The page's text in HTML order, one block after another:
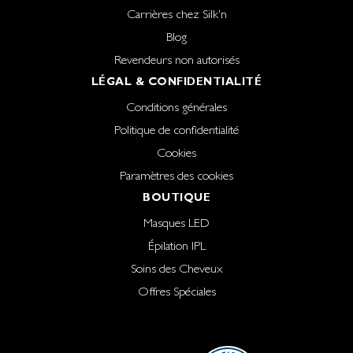
Carrières chez Silk'n
Blog
Revendeurs non autorisés
LÉGAL & CONFIDENTIALITÉ
Conditions générales
Politique de confidentialité
Cookies
Paramètres des cookies
BOUTIQUE
Masques LED
Épilation IPL
Soins des Cheveux
Offres Spéciales